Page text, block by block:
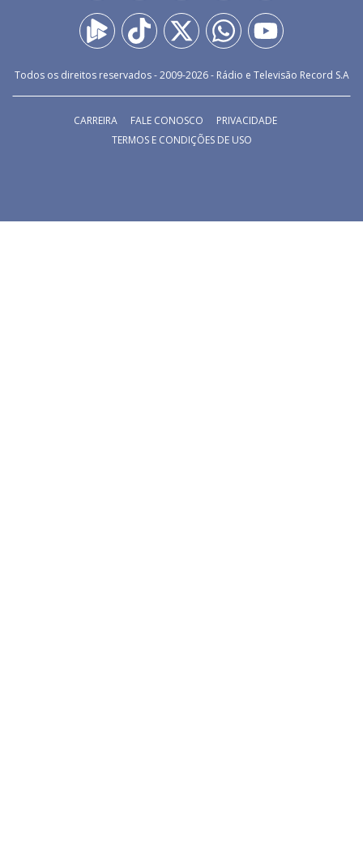
Todos os direitos reservados - 2009-2026- Rádio e Televisão Record S.A
CARREIRA FALE CONOSCO
PRIVACIDADE
TERMOS E CONDIÇÕES DE USO